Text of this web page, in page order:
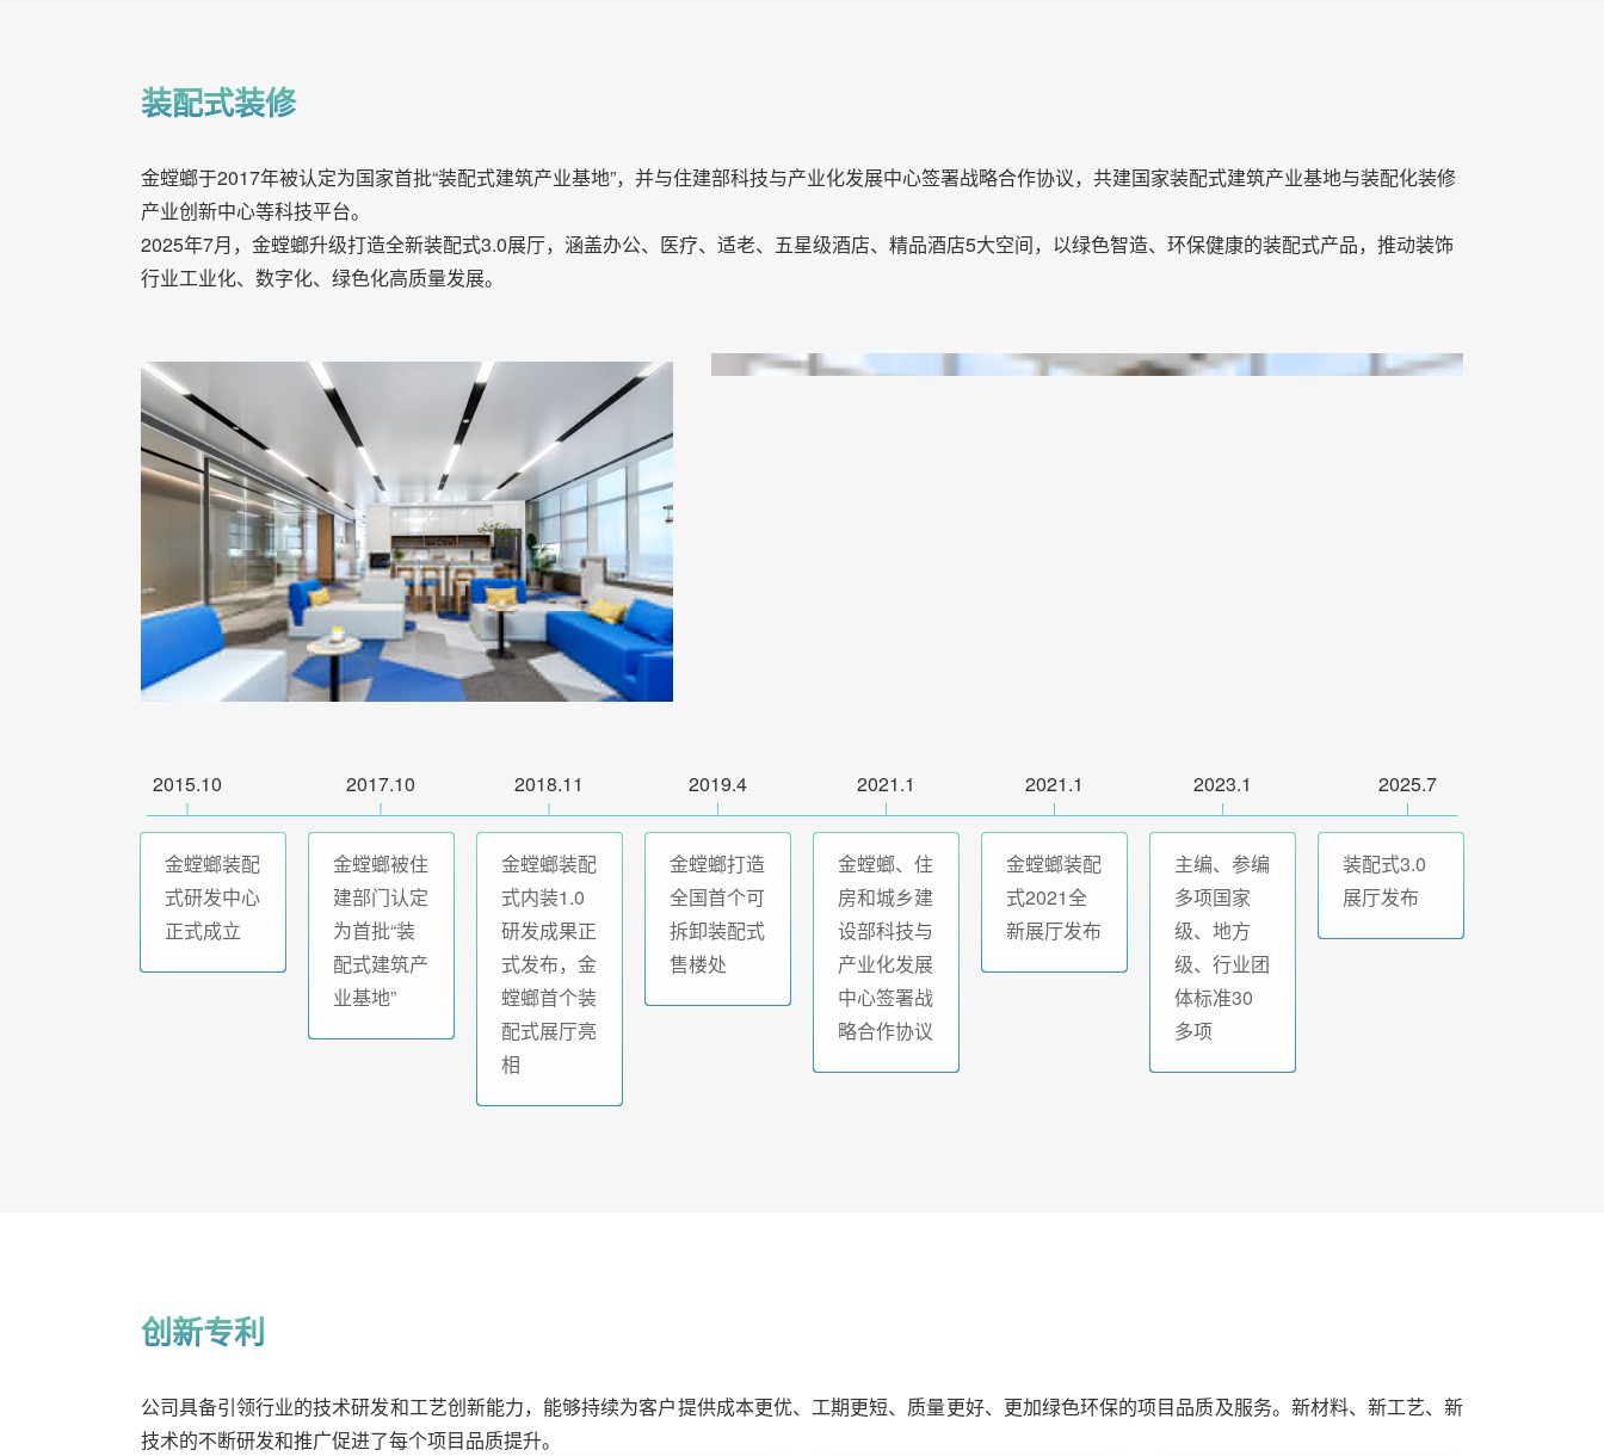
装配式装修
金螳螂于2017年被认定为国家首批“装配式建筑产业基地”，并与住建部科技与产业化发展中心签署战略合作协议，共建国家装配式建筑产业基地与装配化装修
产业创新中心等科技平台。
2025年7月，金螳螂升级打造全新装配式3.0展厅，涵盖办公、医疗、适老、五星级酒店、精品酒店5大空间，以绿色智造、环保健康的装配式产品，推动装饰
行业工业化、数字化、绿色化高质量发展。
2015.10
金螳螂装配
式研发中心
正式成立
2017.10
金螳螂被住
建部门认定
为首批“装
配式建筑产
业基地”
2018.11
金螳螂装配
式内装1.0
研发成果正
式发布，金
螳螂首个装
配式展厅亮
相
2019.4
金螳螂打造
全国首个可
拆卸装配式
售楼处
2021.1
金螳螂、住
房和城乡建
设部科技与
产业化发展
中心签署战
略合作协议
2021.1
金螳螂装配
式2021全
新展厅发布
2023.1
主编、参编
多项国家
级、地方
级、行业团
体标准30
多项
2025.7
装配式3.0
展厅发布
创新专利
公司具备引领行业的技术研发和工艺创新能力，能够持续为客户提供成本更优、工期更短、质量更好、更加绿色环保的项目品质及服务。新材料、新工艺、新
技术的不断研发和推广促进了每个项目品质提升。